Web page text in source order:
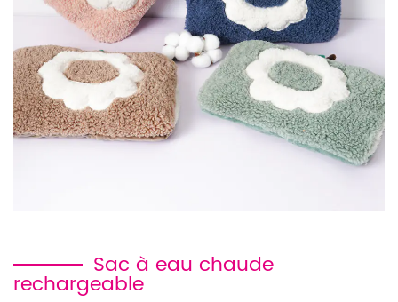
Sac à eau chaude
rechargeable